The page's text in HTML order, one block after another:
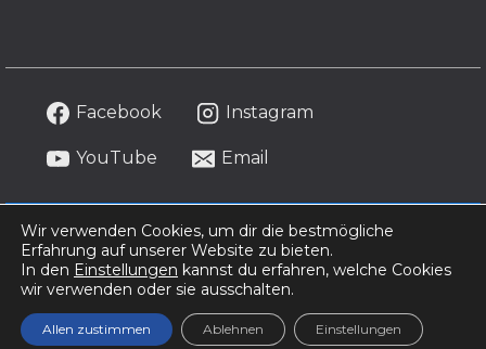
Facebook Instagram
YouTube Email
Copyright © 2026 sardinienful | Persönliche Reisetipps
und echte Inselmomente aus Sardinien.
Wir verwenden Cookies, um dir die bestmögliche
Erfahrung auf unserer Website zu bieten.
In den Einstellungen kannst du erfahren, welche Cookies
wir verwenden oder sie ausschalten.
Allen zustimmen Ablehnen Einstellungen